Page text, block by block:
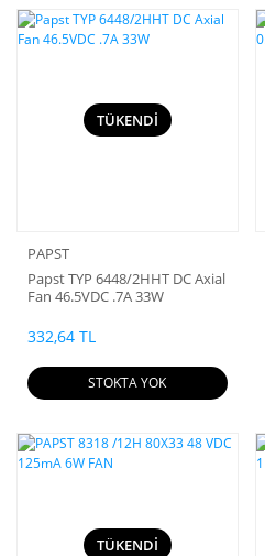
TÜKENDİ
PAPST
Papst TYP 6448/2HHT DC Axial
Fan 46.5VDC .7A 33W
332,64 TL
STOKTA YOK
TÜKENDİ